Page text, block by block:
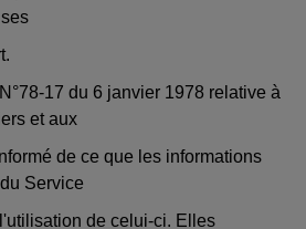
17 du 6 janvier 1978 relative à
et aux
de ce que les informations
Service
de celui-ci. Elles